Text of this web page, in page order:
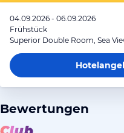
04.09.2026 - 06.09.2026
Frühstück
Bewertungen